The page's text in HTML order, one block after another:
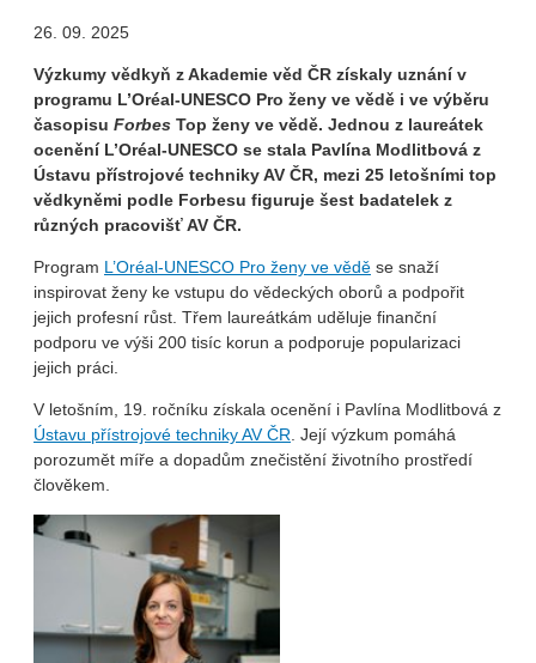
26. 09. 2025
Výzkumy vědkyň z Akademie věd ČR získaly uznání v
programu L’Oréal-UNESCO Pro ženy ve vědě i ve výběru
časopisu Forbes Top ženy ve vědě. Jednou z laureátek
ocenění L’Oréal-UNESCO se stala Pavlína Modlitbová z
Ústavu přístrojové techniky AV ČR, mezi 25 letošními top
vědkyněmi podle Forbesu figuruje šest badatelek z
různých pracovišť AV ČR.
Program L’Oréal-UNESCO Pro ženy ve vědě se snaží
inspirovat ženy ke vstupu do vědeckých oborů a podpořit
jejich profesní růst. Třem laureátkám uděluje finanční
podporu ve výši 200 tisíc korun a podporuje popularizaci
jejich práci.
V letošním, 19. ročníku získala ocenění i Pavlína Modlitbová z
Ústavu přístrojové techniky AV ČR. Její výzkum pomáhá
porozumět míře a dopadům znečistění životního prostředí
člověkem.